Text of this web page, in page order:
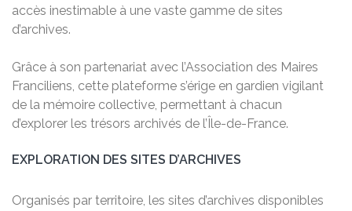
accès inestimable à une vaste gamme de sites
d’archives.
Grâce à son partenariat avec l’Association des Maires
Franciliens, cette plateforme s’érige en gardien vigilant
de la mémoire collective, permettant à chacun
d’explorer les trésors archivés de l’Île-de-France.
EXPLORATION DES SITES D’ARCHIVES
Organisés par territoire, les sites d’archives disponibles